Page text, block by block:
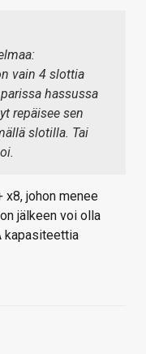
vain 4 slottia
hassussa
repäisee sen
slotilla. Tai
johon menee
jälkeen voi olla
kapasiteettia